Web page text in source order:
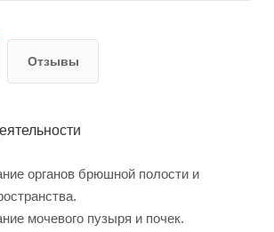
Отзывы
органов брюшной полости и
мочевого пузыря и почек.